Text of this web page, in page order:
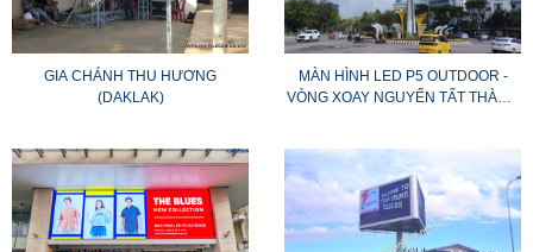
GIA CHÁNH THU HƯƠNG
(DAKLAK)
MÀN HÌNH LED P5 OUTDOOR -
VÒNG XOAY NGUYẾN TẤT THÀNH